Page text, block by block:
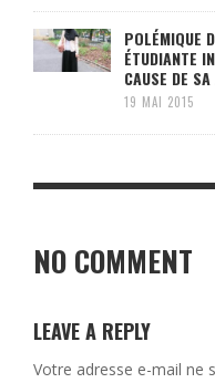
POLÉMIQUE
ÉTUDIANTE
CAUSE DE
19 MAI 2015
NO COMMENT
LEAVE A REPLY
Votre adresse e-mail ne